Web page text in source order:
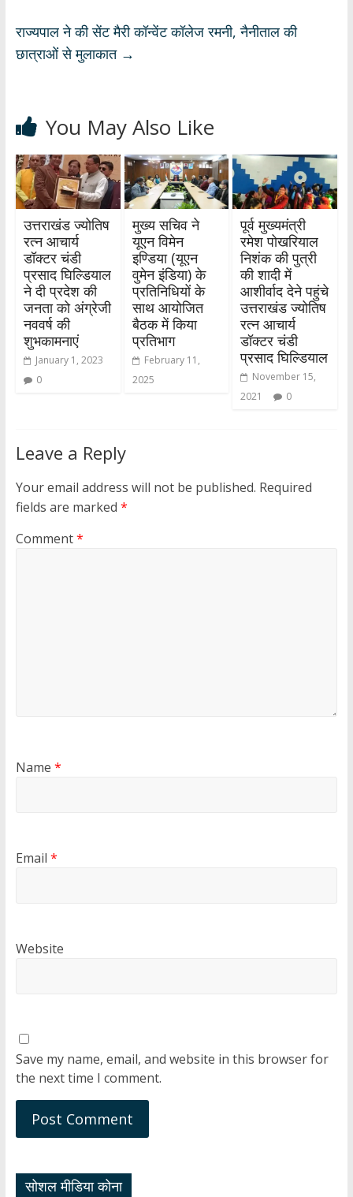
राज्यपाल ने की सेंट मैरी कॉन्वेंट कॉलेज रमनी, नैनीताल की
छात्राओं से मुलाकात →
You May Also Like
उत्तराखंड ज्योतिष
रत्न आचार्य
डॉक्टर चंडी
प्रसाद घिल्डियाल
ने दी प्रदेश की
जनता को अंग्रेजी
नववर्ष की
शुभकामनाएं
January 1, 2023
0
मुख्य सचिव ने
यूएन विमेन
इण्डिया (यूएन
वुमेन इंडिया) के
प्रतिनिधियों के
साथ आयोजित
बैठक में किया
प्रतिभाग
February 11,
2025
पूर्व मुख्यमंत्री
रमेश पोखरियाल
निशंक की पुत्री
की शादी में
आशीर्वाद देने पहुंचे
उत्तराखंड ज्योतिष
रत्न आचार्य
डॉक्टर चंडी
प्रसाद घिल्डियाल
November 15,
2021
0
Leave a Reply
Your email address will not be published. Required
fields are marked *
Comment*
Name *
Email *
Website
Save my name, email, and website in this browser for
the next time I comment.
सोशल मीडिया कोना